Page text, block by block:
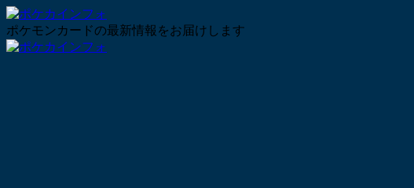
ポケモンカードの最新情報をお届けします